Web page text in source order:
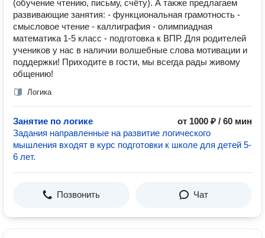
(обучение чтению, письму, счёту). А также предлагаем
развивающие занятия: - функциональная грамотность -
смысловое чтение - каллиграфия - олимпиадная
математика 1-5 класс - подготовка к ВПР. Для родителей
учеников у нас в наличии волшебные слова мотивации и
поддержки! Приходите в гости, мы всегда рады живому
общению!
Логика
Занятие по логике
от 1000 ₽ / 60 мин
Задания направленные на развитие логического
мышления входят в курс подготовки к школе для детей 5-
6 лет.
Позвонить Чат